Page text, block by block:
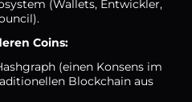
(Wallets, Entwickler,
Coins:
(einen Konsens im
Blockchain aus